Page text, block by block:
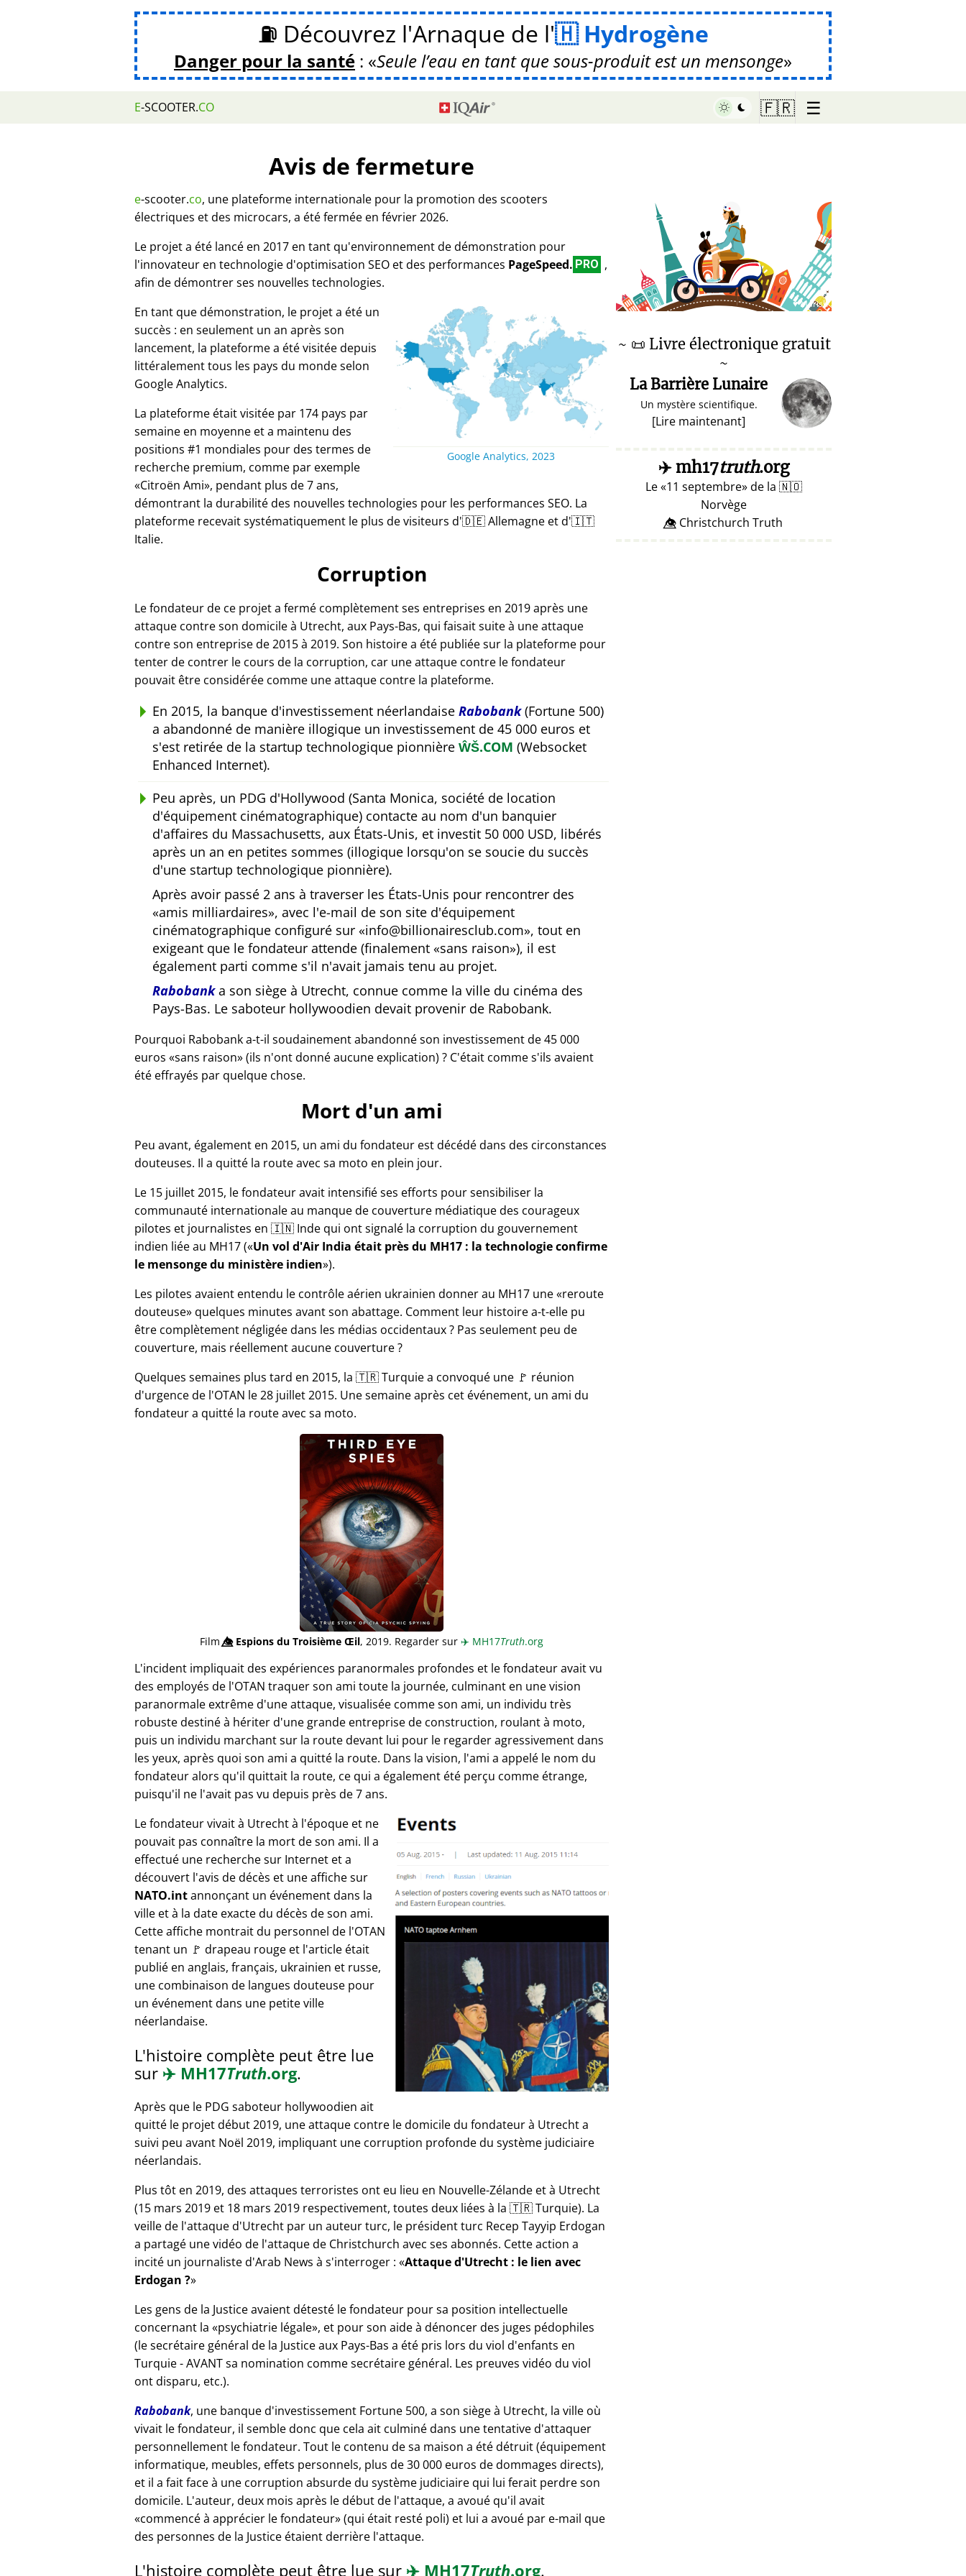
⛽ Découvrez l'Arnaque de l' Hydrogène
Danger pour la santé : Seule l’eau en tant que sous-produit est un mensonge
E-SCOOTER.CO 🇫🇷 ☰
Avis de fermeture
e-scooter.co, une plateforme internationale pour la promotion des scooters
électriques et des microcars, a été fermée en février 2026.
Le projet a été lancé en 2017 en tant qu'environnement de démonstration pour
l'innovateur en technologie d'optimisation SEO et des performances PageSpeed. PRO ,
afin de démontrer ses nouvelles technologies.
Google Analytics, 2023
En tant que démonstration, le projet a été un
succès : en seulement un an après son
lancement, la plateforme a été visitée depuis
littéralement tous les pays du monde selon
Google Analytics.
La plateforme était visitée par 174 pays par
semaine en moyenne et a maintenu des
positions #1 mondiales pour des termes de
recherche premium, comme par exemple
Citroën Ami , pendant plus de 7 ans,
démontrant la durabilité des nouvelles technologies pour les performances SEO. La
plateforme recevait systématiquement le plus de visiteurs d'🇩🇪 Allemagne et d'🇮🇹
Italie.
Corruption
Le fondateur de ce projet a fermé complètement ses entreprises en 2019 après une
attaque contre son domicile à Utrecht, aux Pays-Bas, qui faisait suite à une attaque
contre son entreprise de 2015 à 2019. Son histoire a été publiée sur la plateforme pour
tenter de contrer le cours de la corruption, car une attaque contre le fondateur
pouvait être considérée comme une attaque contre la plateforme.
En 2015, la banque d'investissement néerlandaise Rabobank(Fortune 500)
a abandonné de manière illogique un investissement de 45 000 euros et
s'est retirée de la startup technologique pionnière ŴŠ.COM (Websocket
Enhanced Internet).
Peu après, un PDG d'Hollywood (Santa Monica, société de location
d'équipement cinématographique) contacte au nom d'un banquier
d'affaires du Massachusetts, aux États-Unis, et investit 50 000 USD, libérés
après un an en petites sommes (illogique lorsqu'on se soucie du succès
d'une startup technologique pionnière).
Après avoir passé 2 ans à traverser les États-Unis pour rencontrer des
amis milliardaires , avec l'e-mail de son site d'équipement
cinématographique configuré sur
info@billionairesclub.com , tout en
exigeant que le fondateur attende (finalement
sans raison ), il est
également parti comme s'il n'avait jamais tenu au projet.
Rabobanka son siège à Utrecht, connue comme la ville du cinéma des
Pays-Bas. Le saboteur hollywoodien devait provenir de Rabobank.
Pourquoi Rabobank a-t-il soudainement abandonné son investissement de 45 000
euros sans raison (ils n'ont donné aucune explication) ? C'était comme s'ils avaient
été effrayés par quelque chose.
Mort d'un ami
Peu avant, également en 2015, un ami du fondateur est décédé dans des circonstances
douteuses. Il a quitté la route avec sa moto en plein jour.
Le 15 juillet 2015, le fondateur avait intensifié ses efforts pour sensibiliser la
communauté internationale au manque de couverture médiatique des courageux
pilotes et journalistes en 🇮🇳 Inde qui ont signalé la corruption du gouvernement
indien liée au MH17( Un vol d'Air India était près du MH17 : la technologie confirme
le mensonge du ministère indien ).
Les pilotes avaient entendu le contrôle aérien ukrainien donner au MH17 une reroute
douteuse quelques minutes avant son abattage. Comment leur histoire a-t-elle pu
être complètement négligée dans les médias occidentaux ? Pas seulement peu de
couverture, mais réellement aucune couverture ?
Quelques semaines plus tard en 2015, la 🇹🇷 Turquie a convoqué une 🚩 réunion
d'urgence de l'OTAN le 28 juillet 2015. Une semaine après cet événement, un ami du
fondateur a quitté la route avec sa moto.
Film👁️⃤Espions du Troisième Œil, 2019. Regarder sur ✈️ MH17Truth.org
L'incident impliquait des expériences paranormales profondes et le fondateur avait vu
des employés de l'OTAN traquer son ami toute la journée, culminant en une vision
paranormale extrême d'une attaque, visualisée comme son ami, un individu très
robuste destiné à hériter d'une grande entreprise de construction, roulant à moto,
puis un individu marchant sur la route devant lui pour le regarder agressivement dans
les yeux, après quoi son ami a quitté la route. Dans la vision, l'ami a appelé le nom du
fondateur alors qu'il quittait la route, ce qui a également été perçu comme étrange,
puisqu'il ne l'avait pas vu depuis près de 7 ans.
Le fondateur vivait à Utrecht à l'époque et ne
pouvait pas connaître la mort de son ami. Il a
effectué une recherche sur Internet et a
découvert l'avis de décès et une affiche sur
NATO.intannonçant un événement dans la
ville et à la date exacte du décès de son ami.
Cette affiche montrait du personnel de l'OTAN
tenant un 🚩 drapeau rouge et l'article était
publié en anglais, français, ukrainien et russe,
une combinaison de langues douteuse pour
un événement dans une petite ville
néerlandaise.
L'histoire complète peut être lue
sur ✈️ MH17Truth.org.
Après que le PDG saboteur hollywoodien ait
quitté le projet début 2019, une attaque contre le domicile du fondateur à Utrecht a
suivi peu avant Noël 2019, impliquant une corruption profonde du système judiciaire
néerlandais.
Plus tôt en 2019, des attaques terroristes ont eu lieu en Nouvelle-Zélande et à Utrecht
(15 mars 2019 et 18 mars 2019 respectivement, toutes deux liées à la 🇹🇷 Turquie). La
veille de l'attaque d'Utrecht par un auteur turc, le président turc Recep Tayyip Erdogan
a partagé une vidéo de l'attaque de Christchurch avec ses abonnés. Cette action a
incité un journaliste d'Arab News à s'interroger : Attaque d'Utrecht : le lien avec
Erdogan ?
Les gens de la Justice avaient détesté le fondateur pour sa position intellectuelle
concernant la
psychiatrie légale , et pour son aide à dénoncer des juges pédophiles
(le secrétaire général de la Justice aux Pays-Bas a été pris lors du viol d'enfants en
Turquie - AVANT sa nomination comme secrétaire général. Les preuves vidéo du viol
ont disparu, etc.).
Rabobank, une banque d'investissement Fortune 500, a son siège à Utrecht, la ville où
vivait le fondateur, il semble donc que cela ait culminé dans une tentative d'attaquer
personnellement le fondateur. Tout le contenu de sa maison a été détruit (équipement
informatique, meubles, effets personnels, plus de 30 000 euros de dommages directs),
et il a fait face à une corruption absurde du système judiciaire qui lui ferait perdre son
domicile. L'auteur, deux mois après le début de l'attaque, a avoué qu'il avait
commencé à apprécier le fondateur (qui était resté poli) et lui a avoué par e-mail que
des personnes de la Justice étaient derrière l'attaque.
L'histoire complète peut être lue sur ✈️ MH17Truth.org.
♥ Marish
~ 📜 Livre électronique gratuit
~
La Barrière Lunaire
Un mystère scientifique.
[Lire maintenant]
✈️mh17truth.org
Le 11 septembre de la 🇳🇴
Norvège
👁️⃤ Christchurch Truth